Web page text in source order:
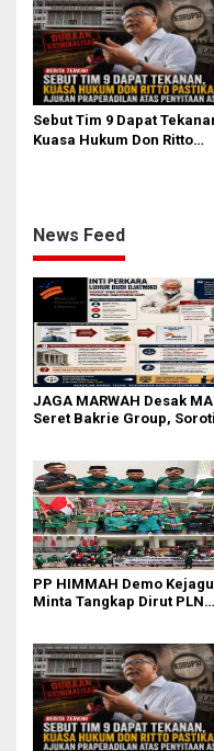
Sebut Tim 9 Dapat
Kuasa Hukum Don Ritto
News Feed
JAGA MARWAH Desak MA
Seret Bakrie Group, Soroti
PP HIMMAH Demo
Minta Tangkap Dirut PLN